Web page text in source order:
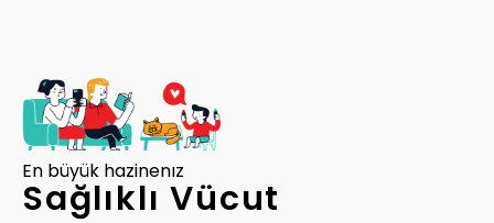
En büyük hazinenız
Sağlıklı Vücut